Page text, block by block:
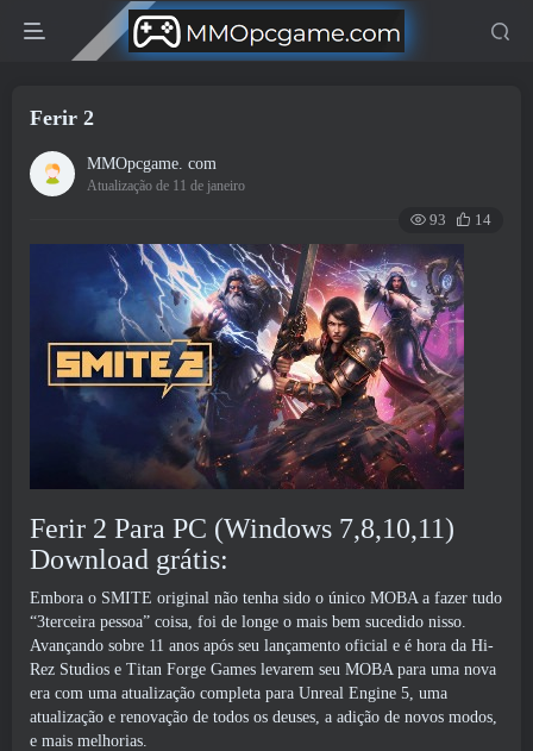
Ferir 2
MMOpcgame. com
Atualização de 11 de janeiro
93 14
Ferir 2 Para PC (Windows 7,8,10,11)
Download grátis:
Embora o SMITE original não tenha sido o único MOBA a fazer tudo
“3terceira pessoa” coisa, foi de longe o mais bem sucedido nisso.
Avançando sobre 11 anos após seu lançamento oficial e é hora da Hi-
Rez Studios e Titan Forge Games levarem seu MOBA para uma nova
era com uma atualização completa para Unreal Engine 5, uma
atualização e renovação de todos os deuses, a adição de novos modos,
e mais melhorias.